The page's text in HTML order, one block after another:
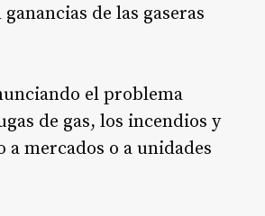
de las gaseras
el problema
de gas, los incendios y
a mercados o a unidades